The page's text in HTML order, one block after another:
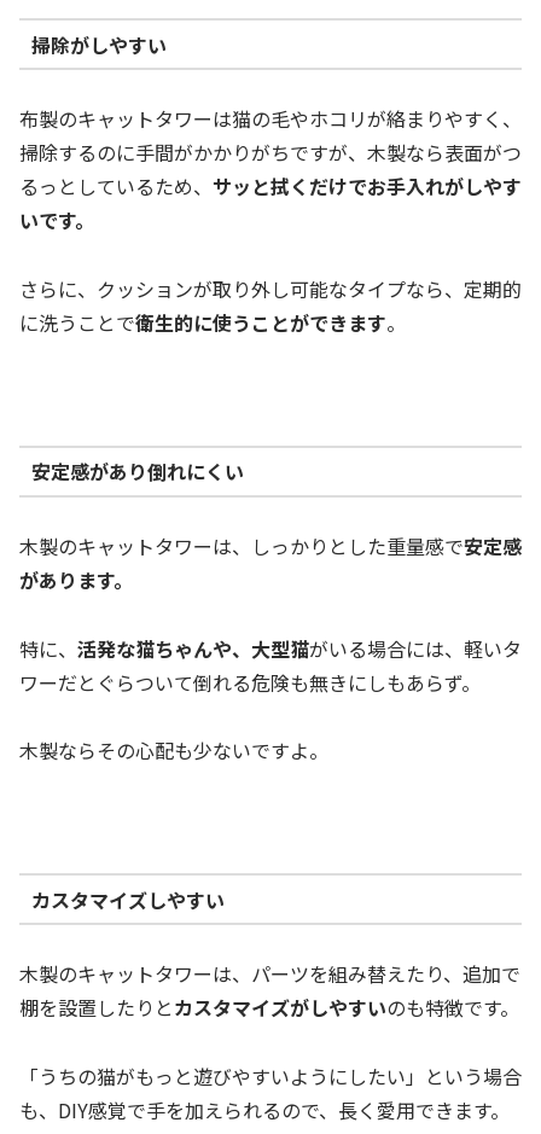
掃除がしやすい
布製のキャットタワーは猫の毛やホコリが絡まりやすく、
掃除するのに手間がかかりがちですが、木製なら表面がつ
るっとしているため、 サッと拭くだけでお手入れがしやす
いです。
さらに、クッションが取り外し可能なタイプなら、定期的
に洗うことで衛生的に使うことができます。
安定感があり倒れにくい
木製のキャットタワーは、しっかりとした重量感で安定感
があります。
特に、 活発な猫ちゃんや、大型猫がいる場合には、軽いタ
ワーだとぐらついて倒れる危険も無きにしもあらず。
木製ならその心配も少ないですよ。
カスタマイズしやすい
木製のキャットタワーは、パーツを組み替えたり、追加で
棚を設置したりとカスタマイズがしやすいのも特徴です。
「うちの猫がもっと遊びやすいようにしたい」という場合
も、DIY感覚で手を加えられるので、長く愛用できます。